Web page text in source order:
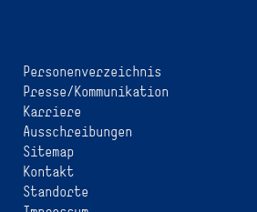
Personenverzeichnis
Presse/Kommunikation
Karriere
Ausschreibungen
Sitemap
Kontakt
Standorte